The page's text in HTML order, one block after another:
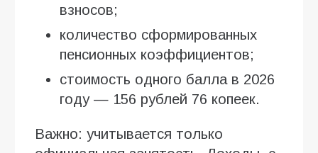
взносов;
количество сформированных
пенсионных коэффициентов;
стоимость одного балла в 2026
году — 156 рублей 76 копеек.
Важно: учитывается только